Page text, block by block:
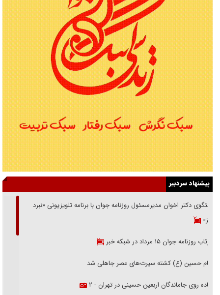
پیشنهاد سردبیر
گفتگوی دکتر اخوان مدیرمسئول روزنامه جوان با برنامه تلویزیونی «نبرد
هرمز»
بازتاب روزنامه جوان ۱۵ مرداد در شبکه خبر
امام حسین (ع) کشته سیرت‌های عصر جاهلی شد
پیاده روی جاماندگان اربعین حسینی در تهران - ۲